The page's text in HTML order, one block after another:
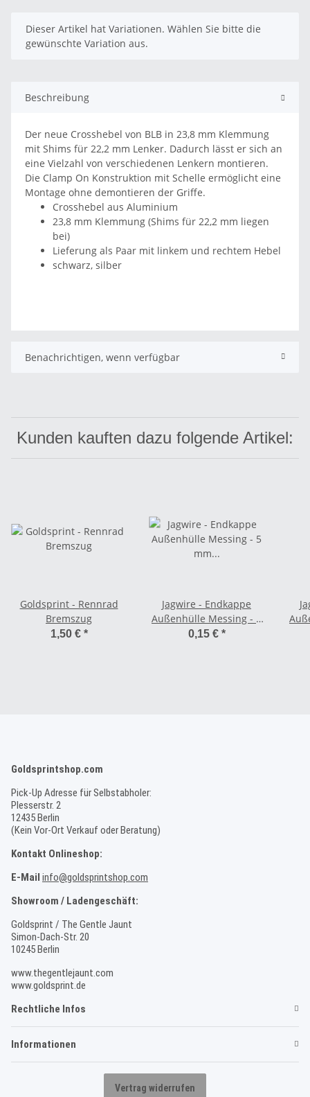
x
Dieser Artikel hat Variationen. Wählen Sie bitte die
gewünschte Variation aus.
Beschreibung
Der neue Crosshebel von BLB in 23,8 mm Klemmung
mit Shims für 22,2 mm Lenker. Dadurch lässt er sich an
eine Vielzahl von verschiedenen Lenkern montieren.
Die Clamp On Konstruktion mit Schelle ermöglicht eine
Montage ohne demontieren der Griffe.
Crosshebel aus Aluminium
23,8 mm Klemmung (Shims für 22,2 mm liegen
bei)
Lieferung als Paar mit linkem und rechtem Hebel
schwarz, silber
Benachrichtigen, wenn verfügbar
Kunden kauften dazu folgende Artikel:
Goldsprint - Rennrad
Bremszug
1,50 € *
Jagwire - Endkappe
Außenhülle Messing - 5
mm silber
0,15 € *
Goldsprintshop.com
Pick-Up Adresse für Selbstabholer:
Plesserstr. 2
12435 Berlin
(Kein Vor-Ort Verkauf oder Beratung)
Kontakt Onlineshop:
E-Mail info@goldsprintshop.com
Showroom / Ladengeschäft:
Goldsprint / The Gentle Jaunt
Simon-Dach-Str. 20
10245 Berlin
www.thegentlejaunt.com
www.goldsprint.de
Rechtliche Infos
Informationen
Vertrag widerrufen